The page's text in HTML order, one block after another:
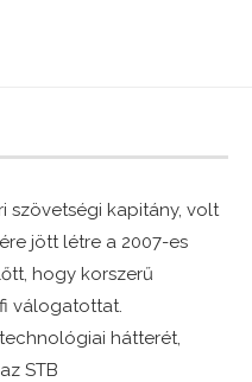
szövetségi kapitány, volt
jött létre a 2007-es
hogy korszerű
válogatottat.
hátterét,
STB